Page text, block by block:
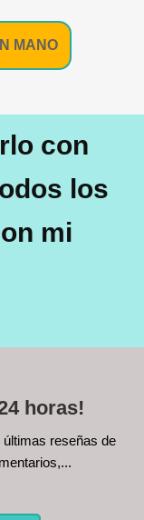
MANO
con
los
mi
horas!
reseñas de